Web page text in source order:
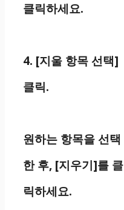
클릭하세요.
4. [지울 항목 선택]
클릭.
원하는 항목을 선택
한 후, [지우기]를 클
릭하세요.